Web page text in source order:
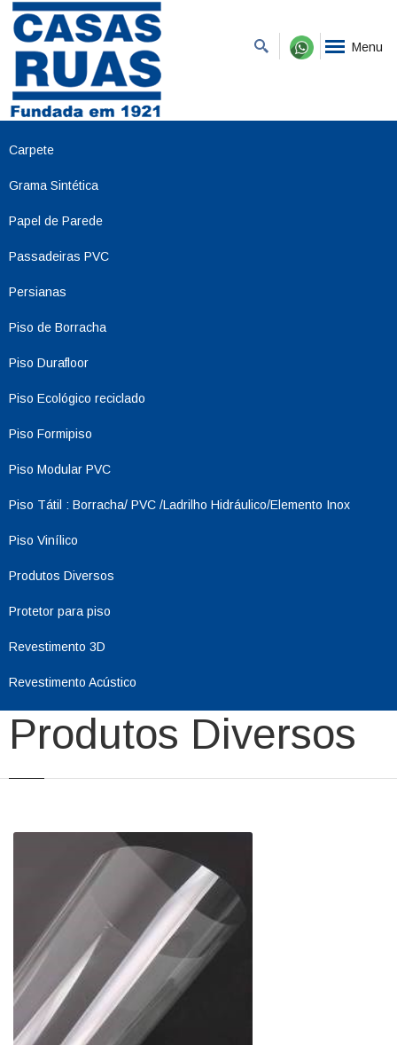
Menu
Carpete
Grama Sintética
Papel de Parede
Passadeiras PVC
Persianas
Piso de Borracha
Piso Durafloor
Piso Ecológico reciclado
Piso Formipiso
Piso Modular PVC
Piso Tátil : Borracha/ PVC /Ladrilho Hidráulico/Elemento Inox
Piso Vinílico
Produtos Diversos
Protetor para piso
Revestimento 3D
Revestimento Acústico
Produtos Diversos